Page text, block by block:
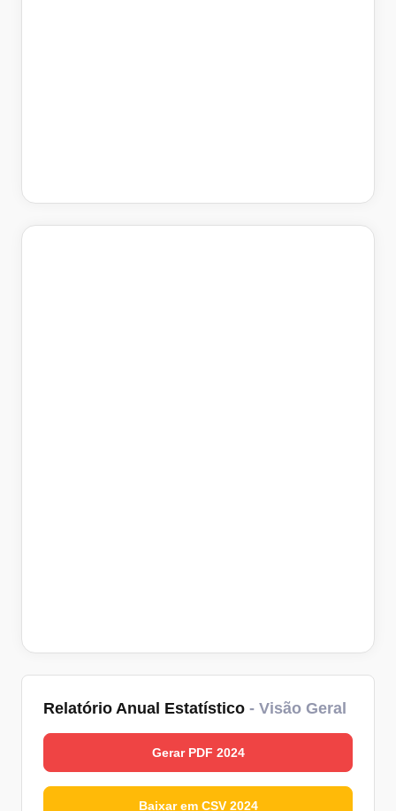
Relatório Anual Estatístico - Visão Geral
Gerar PDF 2024
Baixar em CSV 2024